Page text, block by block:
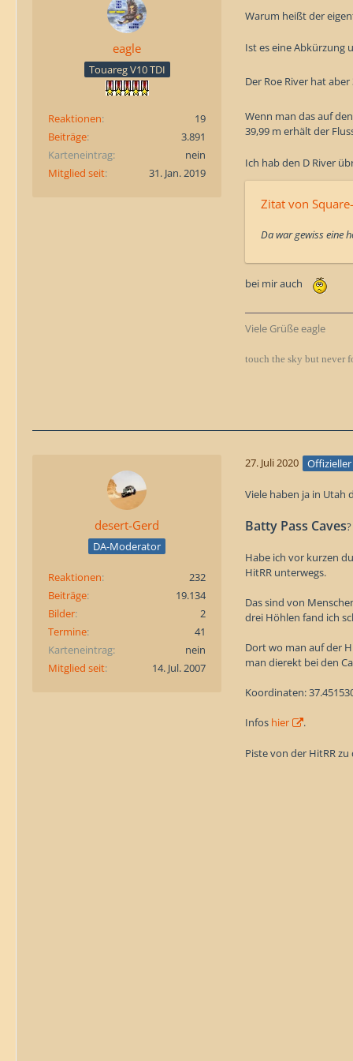
eagle
Touareg V10 TDI
Reaktionen
19
Beiträge
3.891
Karteneintrag
nein
Mitglied seit
31. Jan. 2019
Warum heißt der
Ist es eine Abkürzung
Der Roe River hat
Wenn man das auf
39,99 m erhält der
Ich hab den D River
Zitat von
Da war gewiss eine
bei mir auch
Viele Grüße eagle
touch the sky but never
desert-Gerd
DA-Moderator
Reaktionen
232
Beiträge
19.134
Bilder
2
Termine
41
Karteneintrag
nein
Mitglied seit
14. Jul. 2007
27. Juli 2020
Viele haben ja in Utah
Batty Pass Caves?
Habe ich vor kurzen
HitRR unterwegs.
Das sind von
drei Höhlen fand ich
Dort wo man auf der
man dierekt bei den
Koordinaten:
Infos hier .
Piste von der HitRR zu